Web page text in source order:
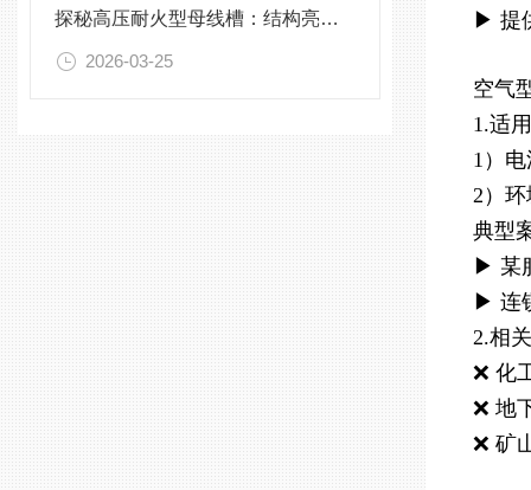
探秘高压耐火型母线槽：结构亮点与实用效能
2026-03-25
▶ 提
空气
1.适
1）
2）
典型
▶ 某
▶ 连
2.相
❌ 化
❌ 地
❌ 矿